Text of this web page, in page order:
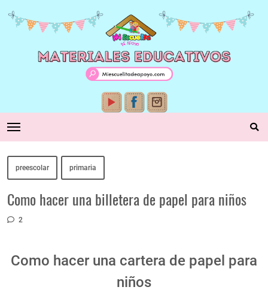
preescolar primaria
Como hacer una billetera de papel para niños
2
Como hacer una cartera de papel para
niños